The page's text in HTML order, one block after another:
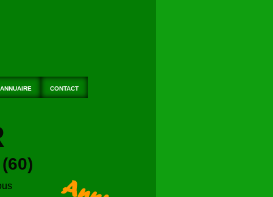
ANNUAIRE CONTACT